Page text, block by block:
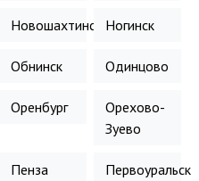
Новошахтинск Ногинск
Обнинск Одинцово
Оренбург
Орехово-
Зуево
Пенза Первоуральск